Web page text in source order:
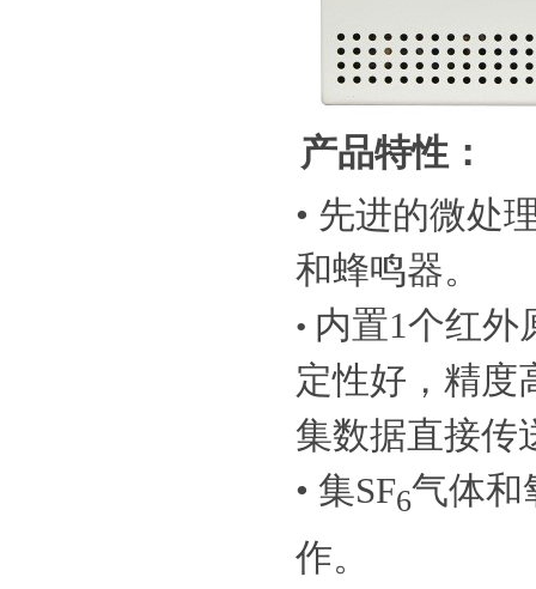
产品特性：
• 先进的微处
和蜂鸣器。
• 内置1个红外
定性好，精度
集数据直接传
• 集SF6气体和
作。